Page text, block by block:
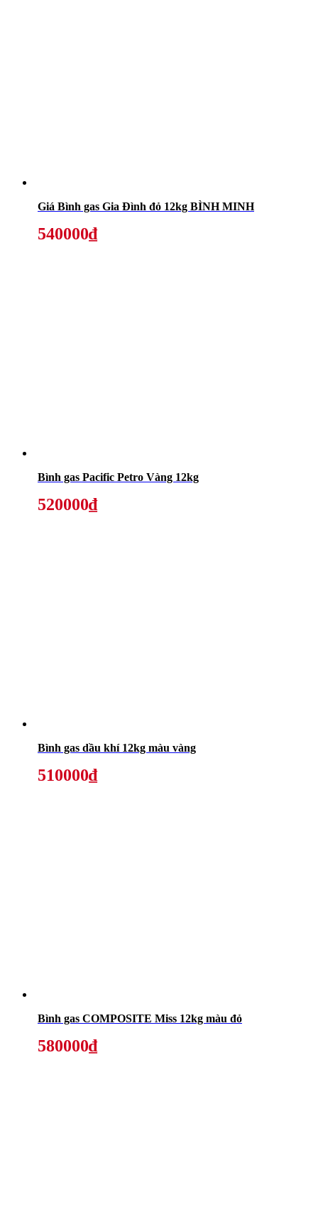
Giá Bình gas Gia Đình đỏ 12kg BÌNH MINH
540000₫
Bình gas Pacific Petro Vàng 12kg
520000₫
Bình gas dầu khí 12kg màu vàng
510000₫
Bình gas COMPOSITE Miss 12kg màu đỏ
580000₫